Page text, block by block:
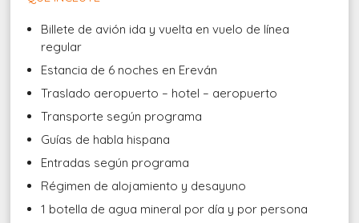
Billete de avión ida y vuelta en vuelo de línea
regular
Estancia de 6 noches en Ereván
Traslado aeropuerto – hotel – aeropuerto
Transporte según programa
Guías de habla hispana
Entradas según programa
Régimen de alojamiento y desayuno
1 botella de agua mineral por día y por persona